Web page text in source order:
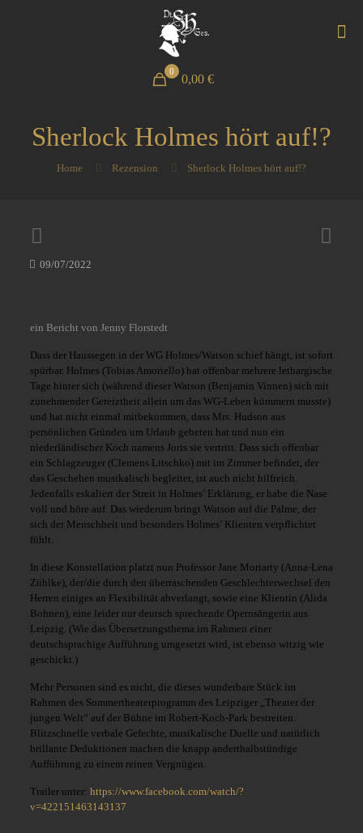
0
0,00 €
Sherlock Holmes hört auf!?
Home Rezension Sherlock Holmes hört auf!?
09/07/2022
ein Bericht von Jenny Florstedt
Dass der Haussegen in der WG Holmes/Watson schief hängt, ist sofort
spürbar. Holmes (Tobias Amoriello) hat offenbar mehrere lethargische
Tage hinter sich (während dieser Watson (Benjamin Vinnen) sich mit
zunehmender Gereiztheit allein um das WG-Leben kümmern musste)
und hat nicht einmal mitbekommen, dass Mrs. Hudson aus
persönlichen Gründen um Urlaub gebeten hat und nun ein
niederländischer Koch namens Joris sie vertritt. Dass sich offenbar
ein Schlagzeuger (Clemens Litschko) mit im Zimmer befindet, der
das Geschehen musikalisch begleitet, ist auch nicht hilfreich.
Jedenfalls eskaliert der Streit in Holmes’ Erklärung, er habe die Nase
voll und höre auf. Das wiederum bringt Watson auf die Palme, der
sich der Menschheit und besonders Holmes’ Klienten verpflichtet
fühlt.
In diese Konstellation platzt nun Professor Jane Moriarty (Anna-Lena
Zühlke), der/die durch den überraschenden Geschlechterwechsel den
Herren einiges an Flexibilität abverlangt, sowie eine Klientin (Alida
Bohnen), eine leider nur deutsch sprechende Opernsängerin aus
Leipzig. (Wie das Übersetzungsthema im Rahmen einer
deutschsprachige Aufführung umgesetzt wird, ist ebenso witzig wie
geschickt.)
Mehr Personen sind es nicht, die dieses wunderbare Stück im
Rahmen des Sommertheaterprogramm des Leipziger „Theater der
jungen Welt“ auf der Bühne im Robert-Koch-Park bestreiten.
Blitzschnelle verbale Gefechte, musikalische Duelle und natürlich
brillante Deduktionen machen die knapp anderthalbstündige
Aufführung zu einem reinen Vergnügen.
Trailer unter: https://www.facebook.com/watch/?
v=422151463143137